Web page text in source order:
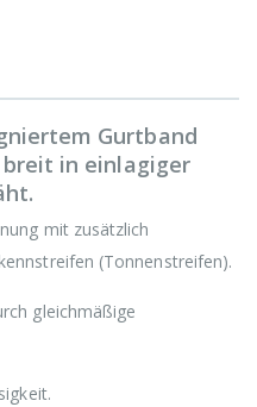
Gurtband
breit in einlagiger
mit zusätzlich
(Tonnenstreifen).
gleichmäßige